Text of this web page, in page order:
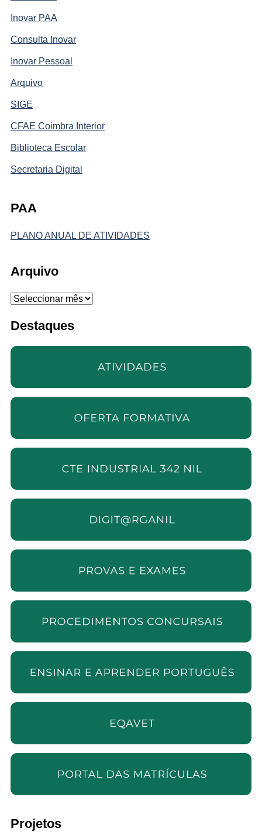
Inovar PAA
Consulta Inovar
Inovar Pessoal
Arquivo
SIGE
CFAE Coimbra Interior
Biblioteca Escolar
Secretaria Digital
PAA
PLANO ANUAL DE ATIVIDADES
Arquivo
Arquivo
Destaques
Projetos